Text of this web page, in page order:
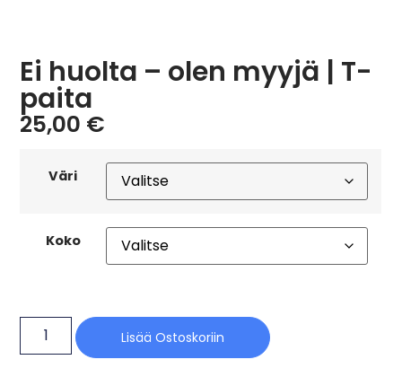
Ei huolta – olen myyjä | T-
paita
25,00 €
Väri
Koko
Lisää Ostoskoriin